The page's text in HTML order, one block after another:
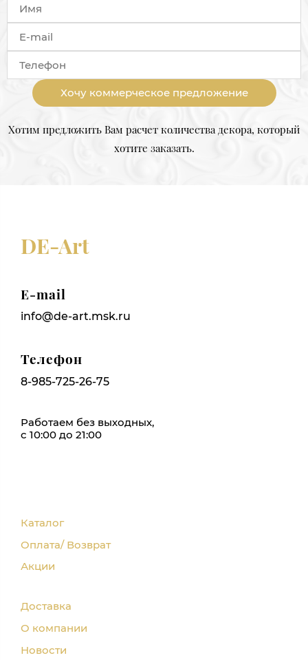
Хочу коммерческое предложение
Хотим предложить Вам расчет количества декора, который
хотите заказать.
DE-Art
E-mail
info@de-art.msk.ru
Телефон
8-985-725-26-75
Работаем без выходных,
с 10:00 до 21:00
Каталог
Оплата/ Возврат
Акции
Доставка
О компании
Новости